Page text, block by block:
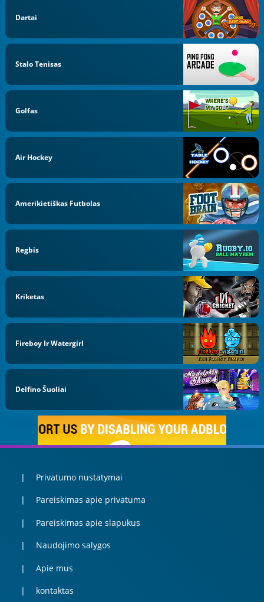
Dartai
Stalo Tenisas
Golfas
Air Hockey
Amerikietiškas Futbolas
Regbis
Kriketas
Fireboy Ir Watergirl
Delfino Šuoliai
Privatumo nustatymai
Pareiskimas apie privatuma
Pareiskimas apie slapukus
Naudojimo salygos
Apie mus
kontaktas